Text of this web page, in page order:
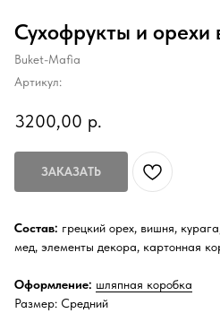
Сухофрукты и
Buket-Mafia
Артикул:
3200,00 р.
ЗАКАЗАТЬ
Состав: грецкий орех, вишня,
мед, элементы декора, картонная
Оформление: шляпная коробка
Размер: Средний